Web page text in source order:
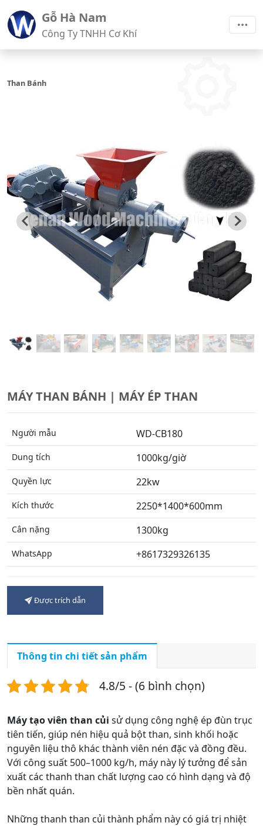
Gỗ Hà Nam
Công Ty TNHH Cơ Khí
Than Bánh
MÁY THAN BÁNH | MÁY ÉP THAN
Người mẫu WD-CB180
Dung tích 1000kg/giờ
Quyền lực 22kw
Kích thước 2250*1400*600mm
Cân nặng 1300kg
WhatsApp +8617329326135
Được trích dẫn
Thông tin chi tiết sản phẩm
4.8/5 - (6 bình chọn)
Máy tạo viên than củi sử dụng công nghệ ép đùn trục
tiên tiến, giúp nén hiệu quả bột than, sinh khối hoặc
nguyên liệu thô khác thành viên nén đặc và đồng đều.
Với công suất 500–1000 kg/h, máy này lý tưởng để sản
xuất các thanh than chất lượng cao có hình dạng và độ
bền nhất quán.
Những thanh than củi thành phẩm này có giá trị nhiệt